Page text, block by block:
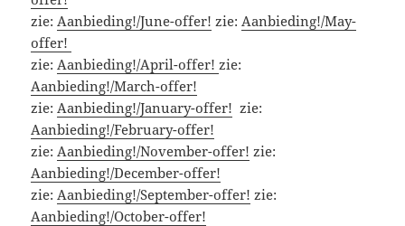
zie: Aanbieding!/June-offer! zie: Aanbieding!/May-
offer!
zie: Aanbieding!/April-offer!zie:
Aanbieding!/March-offer!
zie: Aanbieding!/January-offer! zie:
Aanbieding!/February-offer!
zie: Aanbieding!/November-offer! zie:
Aanbieding!/December-offer!
zie: Aanbieding!/September-offer! zie:
Aanbieding!/October-offer!